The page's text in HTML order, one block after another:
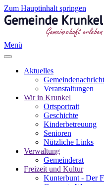
Zum Hauptinhalt springen
Menü
Aktuelles
Veranstaltungen
Wir in Krunkel
Ortsportrait
Geschichte
Kinderbetreuung
Senioren
Nützliche Links
Verwaltung
Gemeinderat
Freizeit und Kultur
Kunterbunt - Der